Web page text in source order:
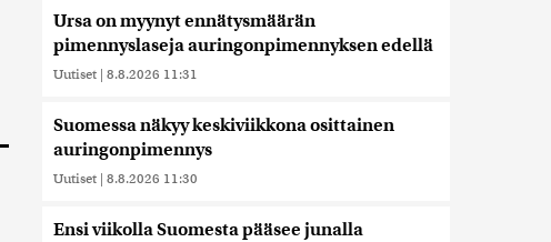
Ursa on myynyt ennätysmäärän
pimennyslaseja auringonpimennyksen edellä
Uutiset | 8.8.2026 11:31
Suomessa näkyy keskiviikkona osittainen
auringonpimennys
Uutiset | 8.8.2026 11:30
Ensi viikolla Suomesta pääsee junalla